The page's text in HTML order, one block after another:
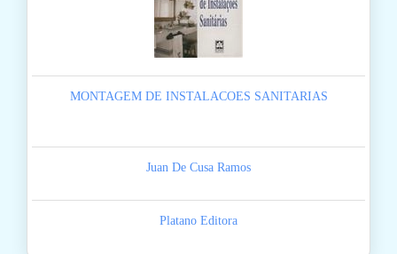
MONTAGEM DE INSTALACOES SANITARIAS
Juan De Cusa Ramos
Platano Editora